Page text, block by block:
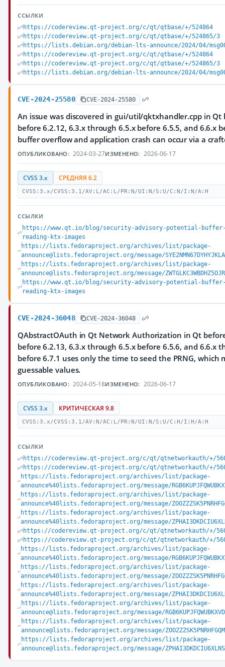
ССЫЛКИ
https://codereview.qt-project.org/c/qt/qtbase/+/524864
https://codereview.qt-project.org/c/qt/qtbase/+/524865/3
https://lists.debian.org/debian-lts-announce/2024/04/
https://codereview.qt-project.org/c/qt/qtbase/+/524864
https://codereview.qt-project.org/c/qt/qtbase/+/524865/3
https://lists.debian.org/debian-lts-announce/2024/04/
CVE-2024-25580 CVE-2024-25580
An issue was discovered in gui/util/qktxhandler.cpp in Qt
before 6.2.12, 6.3.x through 6.5.x before 6.5.5, and 6.6.x
buffer overflow and application crash can occur via a
ОПУБЛИКОВАНО: 2024-03-27ИЗМЕНЕНО: 2026-06-17
CVSS 3.x СРЕДНЯЯ 6.2
CVSS:3.x/CVSS:3.1/AV:L/AC:L/PR:N/UI:N/S:U/C:N/I:N/A:H
ССЫЛКИ
https://www.qt.io/blog/security-advisory-potential-buffer-
reading-ktx-images
https://lists.fedoraproject.org/archives/list/package-
announce@lists.fedoraproject.org/message/
https://lists.fedoraproject.org/archives/list/package-
announce@lists.fedoraproject.org/message/
https://www.qt.io/blog/security-advisory-potential-buffer-
reading-ktx-images
CVE-2024-36048 CVE-2024-36048
QAbstractOAuth in Qt Network Authorization in Qt
before 6.2.13, 6.3.x through 6.5.x before 6.5.6, and 6.6.x
before 6.7.1 uses only the time to seed the PRNG, which
guessable values.
ОПУБЛИКОВАНО: 2024-05-18ИЗМЕНЕНО: 2026-06-17
CVSS 3.x КРИТИЧЕСКАЯ 9.8
CVSS:3.x/CVSS:3.1/AV:N/AC:L/PR:N/UI:N/S:U/C:H/I:H/A:H
ССЫЛКИ
https://codereview.qt-project.org/c/qt/qtnetworkauth/+/
https://codereview.qt-project.org/c/qt/qtnetworkauth/+/
https://lists.fedoraproject.org/archives/list/package-
announce%40lists.fedoraproject.org/message/
https://lists.fedoraproject.org/archives/list/package-
announce%40lists.fedoraproject.org/message/
https://lists.fedoraproject.org/archives/list/package-
announce%40lists.fedoraproject.org/message/
https://codereview.qt-project.org/c/qt/qtnetworkauth/+/
https://codereview.qt-project.org/c/qt/qtnetworkauth/+/
https://lists.fedoraproject.org/archives/list/package-
announce%40lists.fedoraproject.org/message/
https://lists.fedoraproject.org/archives/list/package-
announce%40lists.fedoraproject.org/message/
https://lists.fedoraproject.org/archives/list/package-
announce%40lists.fedoraproject.org/message/
https://lists.fedoraproject.org/archives/list/package-
announce@lists.fedoraproject.org/message/
https://lists.fedoraproject.org/archives/list/package-
announce@lists.fedoraproject.org/message/
https://lists.fedoraproject.org/archives/list/package-
announce@lists.fedoraproject.org/message/